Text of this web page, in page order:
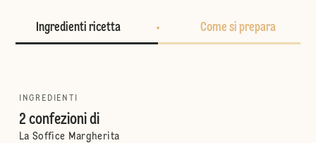
Ingredienti ricetta Come si prepara
INGREDIENTI
2 confezioni di
La Soffice Margherita